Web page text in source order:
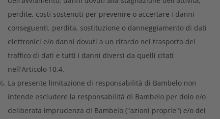
perdite, costi sostenuti per prevenire o accertare i danni
conseguenti, perdita, sostituzione o danneggiamento di dati
elettronici e/o danni dovuti a un ritardo nel trasporto del
traffico di dati e tutti i danni diversi da quelli citati
nell'Articolo 10.4.
La presente limitazione di responsabilità di Bambelo non
intende escludere la responsabilità di Bambelo per dolo e/o
deliberata imprudenza di Bambelo ("azioni proprie") e/o dei